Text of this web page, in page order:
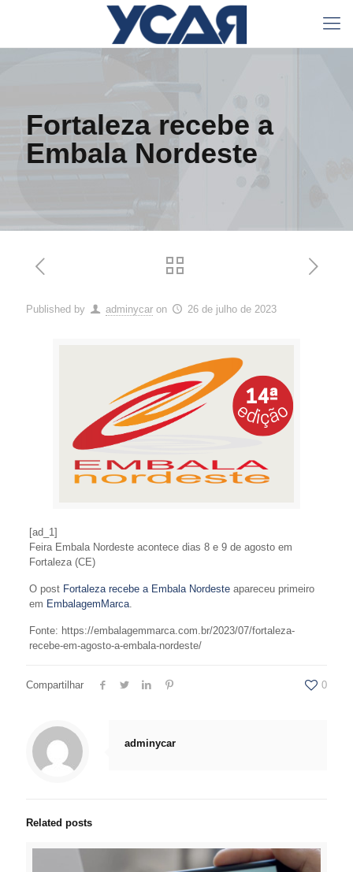
Fortaleza recebe a
Embala Nordeste
Published by adminycar on 26 de julho de 2023
[ad_1]
Feira Embala Nordeste acontece dias 8 e 9 de agosto em
Fortaleza (CE)
O post Fortaleza recebe a Embala Nordesteapareceu primeiro
em EmbalagemMarca.
Fonte: https://embalagemmarca.com.br/2023/07/fortaleza-
recebe-em-agosto-a-embala-nordeste/
Compartilhar 0
adminycar
Related posts